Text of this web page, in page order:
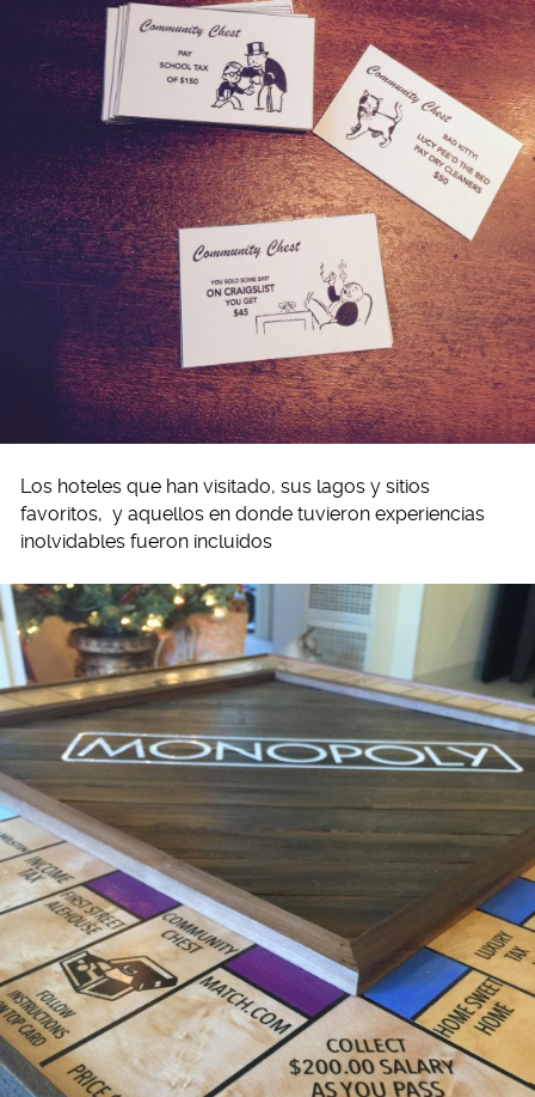
Los hoteles que han visitado, sus lagos y sitios
favoritos, y aquellos en donde tuvieron experiencias
inolvidables fueron incluidos